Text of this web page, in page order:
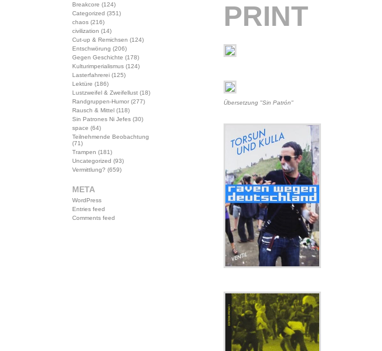
Breakcore (124)
Categorized (351)
chaos(216)
civilization (14)
Cut-up & Remichsen (124)
Entschwörung (206)
Gegen Geschichte (178)
Kulturimperialismus(124)
Lasterfahrerei(125)
Lektüre (186)
Lustzweifel & Zweifellust(18)
Randgruppen-Humor(277)
Rausch & Mittel(118)
Sin Patrones Ni Jefes(30)
space (64)
Teilnehmende Beobachtung
(71)
Trampen (181)
Uncategorized (93)
Vermittlung? (659)
META
WordPress
Entries feed
Comments feed
PRINT
Übersetzung "Sin Patrón"